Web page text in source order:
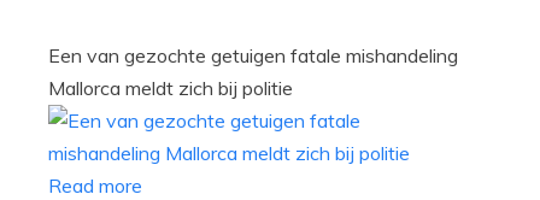
Een van gezochte getuigen fatale mishandeling
Mallorca meldt zich bij politie
Read more